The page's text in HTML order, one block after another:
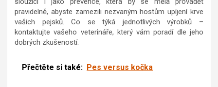
pravidelně, abyste zamezili nezvaným hostům upíjení krve
vašich pejsků. Co se týká jednotlivých výrobků –
kontaktujte vašeho veterináře, který vám poradí dle jeho
dobrých zkušeností.
Přečtěte si také: Pes versus kočka